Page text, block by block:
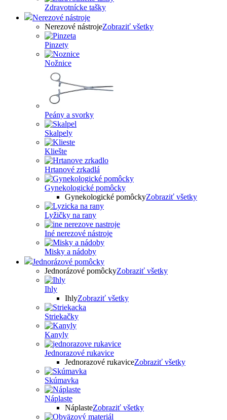
Zdravotnícke tašky
Nerezové nástroje
Nerezové nástrojeZobraziť všetky
Pinzety
Nožnice
Peány a svorky
Skalpely
Kliešte
Hrtanové zrkadlá
Gynekologické pomôcky
Gynekologické pomôckyZobraziť všetky
Lyžičky na rany
Iné nerezové nástroje
Misky a nádoby
Jednorázové pomôcky
Jednorázové pomôckyZobraziť všetky
Ihly
IhlyZobraziť všetky
Striekačky
Kanyly
Jednorazové rukavice
Jednorazové rukaviceZobraziť všetky
Skúmavka
Náplaste
NáplasteZobraziť všetky